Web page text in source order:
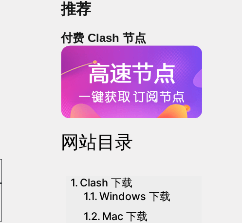
推荐
付费 Clash 节点
网站目录
Clash 下载
Windows 下载
Mac 下载